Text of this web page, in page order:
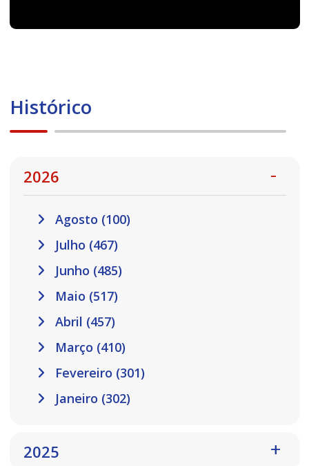
Histórico
2026
Agosto (100)
Julho (467)
Junho (485)
Maio (517)
Abril (457)
Março (410)
Fevereiro (301)
Janeiro (302)
2025